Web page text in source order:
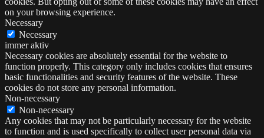
on your browsing experience.
Necessary
Necessary
immer aktiv
Necessary cookies are absolutely essential for the website to
function properly. This category only includes cookies that ensures
basic functionalities and security features of the website. These
cookies do not store any personal information.
Non-necessary
Non-necessary
Any cookies that may not be particularly necessary for the website
to function and is used specifically to collect user personal data via